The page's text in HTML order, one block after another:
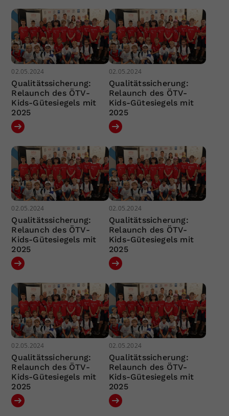
02.05.2024
Qualitätssicherung:
Relaunch des ÖTV-
Kids-Gütesiegels mit
2025
02.05.2024
Qualitätssicherung:
Relaunch des ÖTV-
Kids-Gütesiegels mit
2025
02.05.2024
Qualitätssicherung:
Relaunch des ÖTV-
Kids-Gütesiegels mit
2025
02.05.2024
Qualitätssicherung:
Relaunch des ÖTV-
Kids-Gütesiegels mit
2025
02.05.2024
Qualitätssicherung:
Relaunch des ÖTV-
Kids-Gütesiegels mit
2025
02.05.2024
Qualitätssicherung:
Relaunch des ÖTV-
Kids-Gütesiegels mit
2025